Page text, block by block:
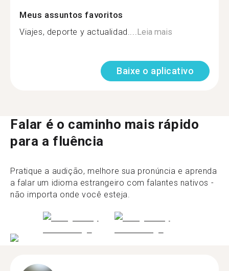
Meus assuntos favoritos
Viajes, deporte y actualidad.... Leia mais
Baixe o aplicativo
Falar é o caminho mais rápido
para a fluência
Pratique a audição, melhore sua pronúncia e aprenda
a falar um idioma estrangeiro com falantes nativos -
não importa onde você esteja.